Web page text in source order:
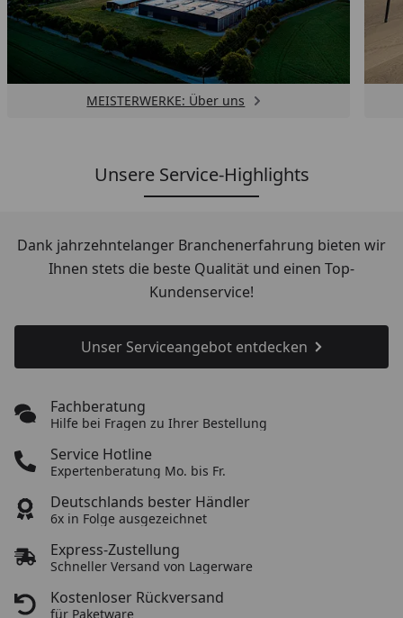
MEISTERWERKE: Über uns
Unsere Service-Highlights
Dank jahrzehntelanger Branchenerfahrung bieten wir
Ihnen stets die beste Qualität und einen Top-
Kundenservice!
Unser Serviceangebot entdecken
Fachberatung
Fachberatung
Hilfe bei Fragen zu Ihrer Bestellung
Service Hotline
Service Hotline
Expertenberatung Mo. bis Fr.
Deutschlands bester Händler
Deutschlands bester Händler
6x in Folge ausgezeichnet
Express-Zustellung
Express-Zustellung
Schneller Versand von Lagerware
Kostenloser Rückversand
für Paketware